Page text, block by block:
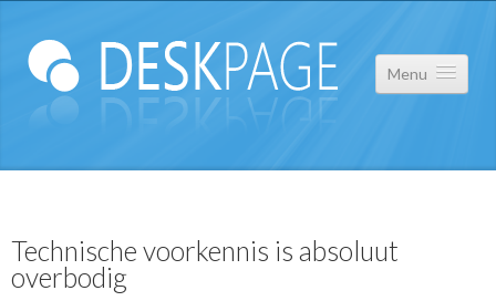
Menu
Portfolio
Technische voorkennis is absoluut
overbodig